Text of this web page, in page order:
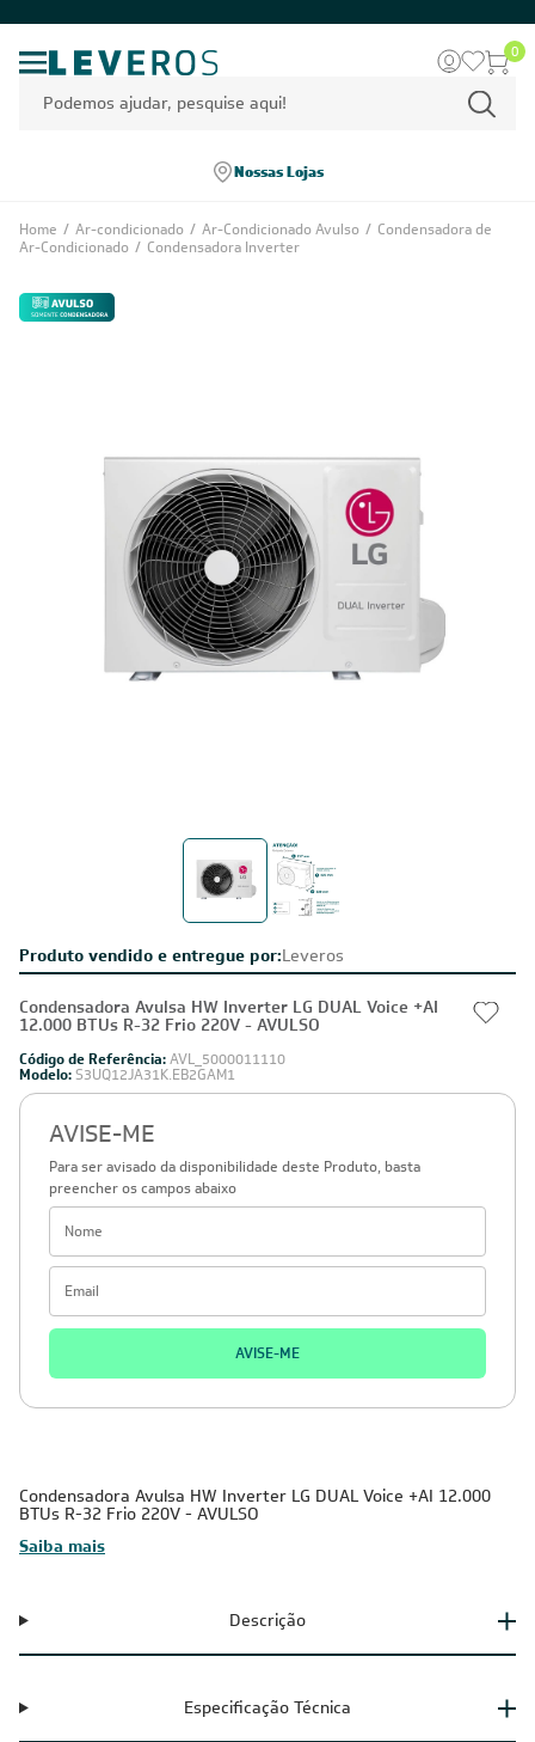
0
Nossas Lojas
Home / Ar-condicionado / Ar-Condicionado Avulso / Condensadora de
Ar-Condicionado / Condensadora Inverter
Produto vendido e entregue por:Leveros
Condensadora Avulsa HW Inverter LG DUAL Voice +AI
12.000 BTUs R-32 Frio 220V - AVULSO
Código de Referência:AVL_5000011110
Modelo:S3UQ12JA31K.EB2GAM1
AVISE-ME
Para ser avisado da disponibilidade deste Produto, basta
preencher os campos abaixo
AVISE-ME
Condensadora Avulsa HW Inverter LG DUAL Voice +AI 12.000
BTUs R-32 Frio 220V - AVULSO
Saiba mais
Descrição
Especificação Técnica